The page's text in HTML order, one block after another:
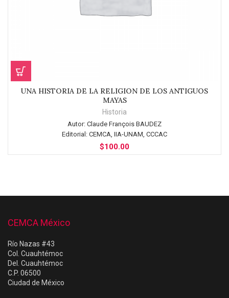
UNA HISTORIA DE LA RELIGION DE LOS ANTIGUOS
MAYAS
Historia
Autor: Claude François BAUDEZ
Editorial: CEMCA, IIA-UNAM, CCCAC
$100.00
CEMCA México
Río Nazas #43
Col. Cuauhtémoc
Del. Cuauhtémoc
C.P. 06500
Ciudad de México